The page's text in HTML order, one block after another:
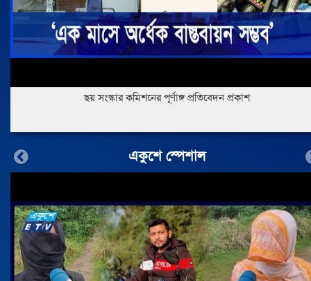
ছয় সংস্কার কমিশনের পূর্ণাঙ্গ প্রতিবেদন প্রকাশ
একুশে স্পেশাল
Previous